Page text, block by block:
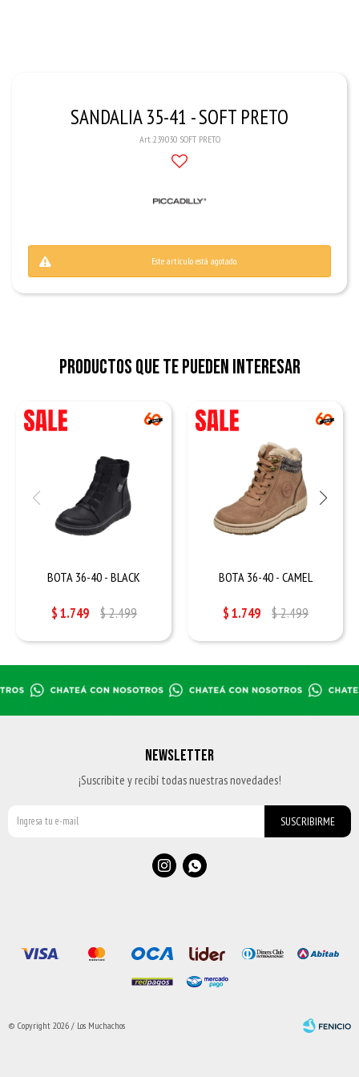
SANDALIA 35-41 - SOFT PRETO
239030 SOFT PRETO
Este artículo está agotado.
Productos que te pueden interesar
BOTA 36-40 - BLACK
$1.749 $2.499
BOTA 36-40 - CAMEL
$1.749 $2.499
NEWSLETTER
¡Suscribite y recibí todas nuestras novedades!
SUSCRIBIRME
 
© Copyright 2026 / Los Muchachos